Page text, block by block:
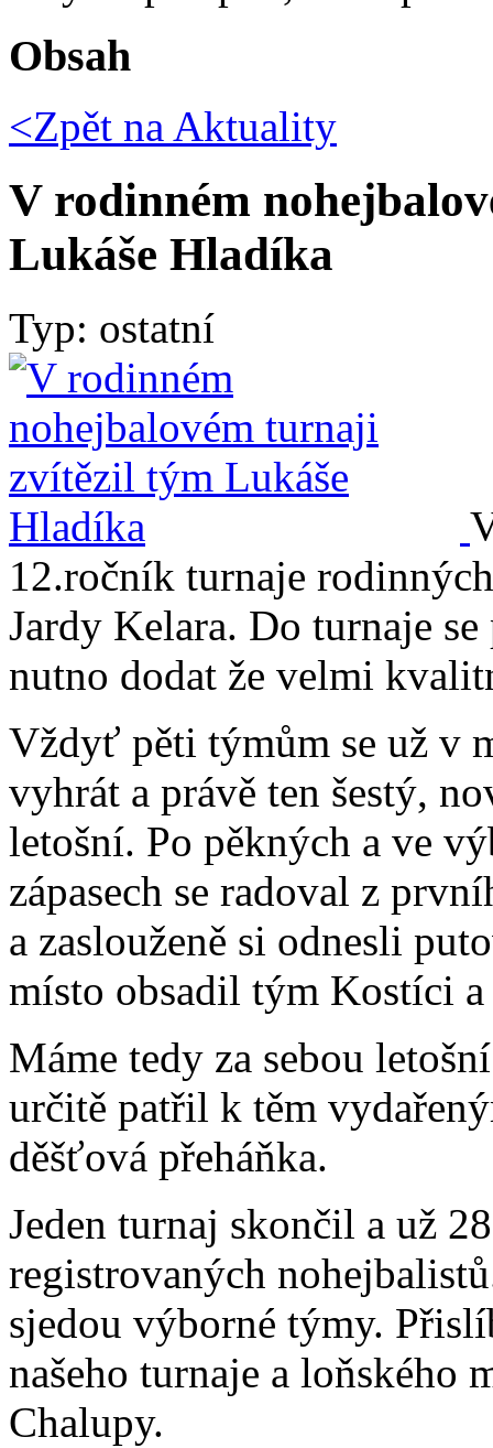
Obsah
<Zpět na Aktuality
V rodinném
Lukáše Hladíka
Typ: ostatní
12.ročník turnaje
Jardy Kelara. Do turnaje
nutno dodat že velmi
Vždyť pěti týmům se už v
vyhrát a právě ten šestý,
letošní. Po pěkných a ve
zápasech se radoval z
a zaslouženě si odnesli
místo obsadil tým Kostíci
Máme tedy za sebou
určitě patřil k těm
děšťová přeháňka.
Jeden turnaj skončil a už
registrovaných
sjedou výborné týmy.
našeho turnaje a loňského
Chalupy.